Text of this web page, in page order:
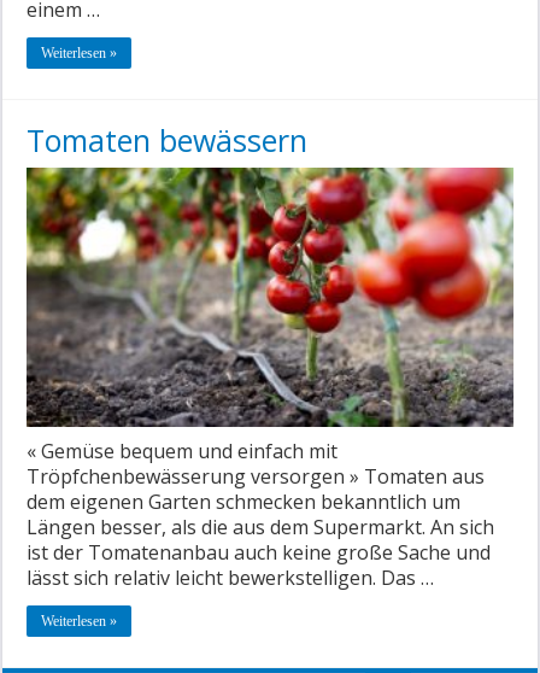
einem …
Weiterlesen »
Tomaten bewässern
« Gemüse bequem und einfach mit
Tröpfchenbewässerung versorgen » Tomaten aus
dem eigenen Garten schmecken bekanntlich um
Längen besser, als die aus dem Supermarkt. An sich
ist der Tomatenanbau auch keine große Sache und
lässt sich relativ leicht bewerkstelligen. Das …
Weiterlesen »